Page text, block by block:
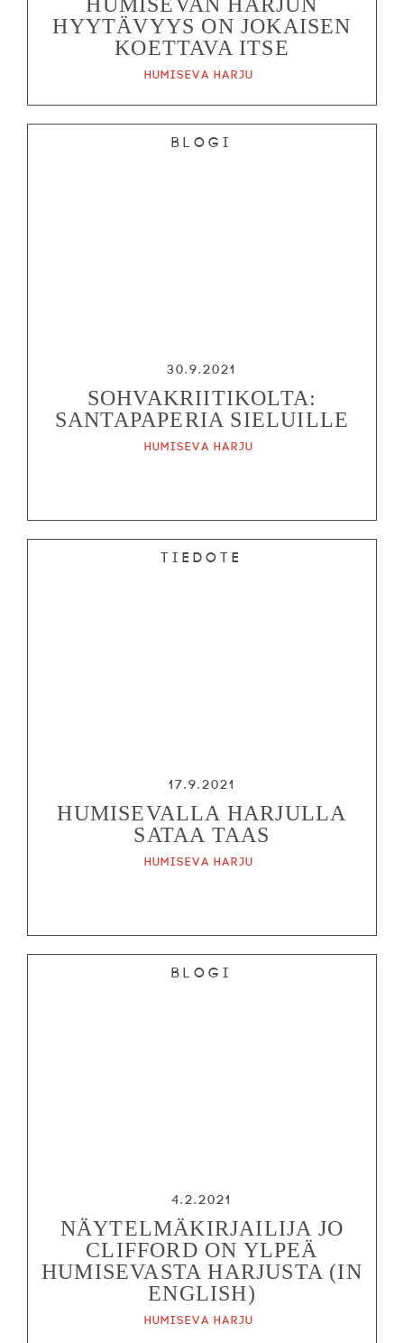
HYYTÄVYYS ON JOKAISEN
KOETTAVA ITSE
Humiseva harju
Blogi
30.9.2021
SOHVAKRIITIKOLTA:
SANTAPAPERIA SIELUILLE
Humiseva harju
Tiedote
17.9.2021
HUMISEVALLA HARJULLA
SATAA TAAS
Humiseva harju
Blogi
4.2.2021
NÄYTELMÄKIRJAILIJA JO
CLIFFORD ON YLPEÄ
HUMISEVASTA HARJUSTA (IN
ENGLISH)
Humiseva harju